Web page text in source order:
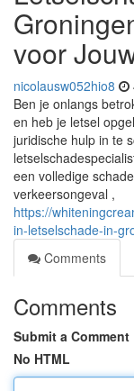
voor
nicolausw052hio8
Ben je onlangs
en heb je letsel
juridische hulp in te
een volledige
verkeersongeval ,
https://
in-letselschade-in-
Comments
Comments
Submit a Comment
No HTML